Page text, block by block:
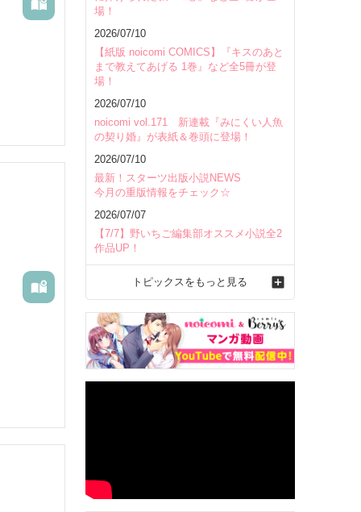
場！
2026/07/10
【紙版 noicomi COMICS】『キスのあと
まで教えてあげる 1巻』など全5冊が登
場！
2026/07/10
noicomi vol.171 新連載『みにくい人魚
の契り婚』が表紙＆巻頭に登場！
2026/07/10
最新！スターツ出版小説NEWS
今月の重版情報をチェック☆
2026/07/07
【7/7】野いちご編集部オススメ小説全2
作品UP！
トピックスをもっと見る